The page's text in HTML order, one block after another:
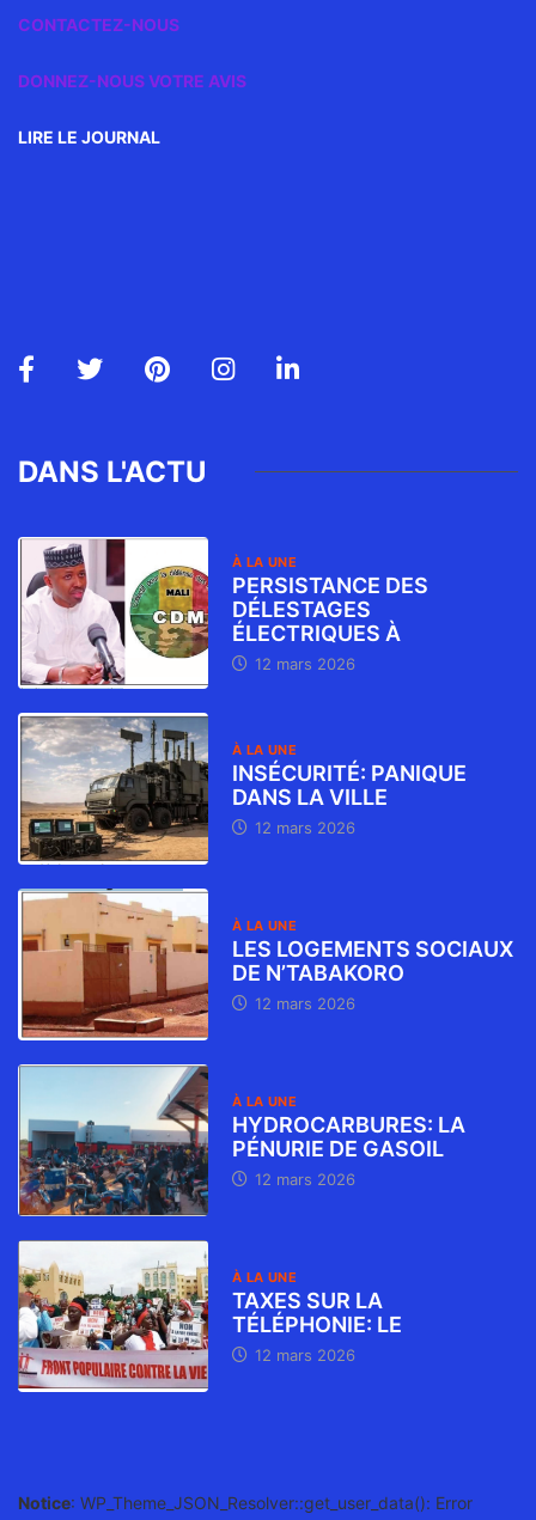
CONTACTEZ-NOUS
DONNEZ-NOUS VOTRE AVIS
LIRE LE JOURNAL
DANS L'ACTU
À LA UNE
PERSISTANCE DES
DÉLESTAGES
ÉLECTRIQUES À
12 mars 2026
À LA UNE
INSÉCURITÉ: PANIQUE
DANS LA VILLE
12 mars 2026
À LA UNE
LES LOGEMENTS SOCIAUX
DE N’TABAKORO
12 mars 2026
À LA UNE
HYDROCARBURES: LA
PÉNURIE DE GASOIL
12 mars 2026
À LA UNE
TAXES SUR LA
TÉLÉPHONIE: LE
12 mars 2026
Notice: WP_Theme_JSON_Resolver::get_user_data(): Error